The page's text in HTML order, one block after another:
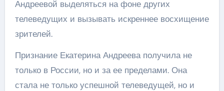
Андреевой выделяться на фоне других
телеведущих и вызывать искреннее восхищение
зрителей.
Признание Екатерина Андреева получила не
только в России, но и за ее пределами. Она
стала не только успешной телеведущей, но и